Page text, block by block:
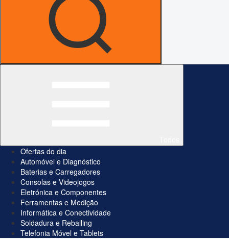
Ofertas do dia
Automóvel e Diagnóstico
Baterias e Carregadores
Consolas e Videojogos
Eletrónica e Componentes
Ferramentas e Medição
Informática e Conectividade
Soldadura e Reballing
Telefonia Móvel e Tablets